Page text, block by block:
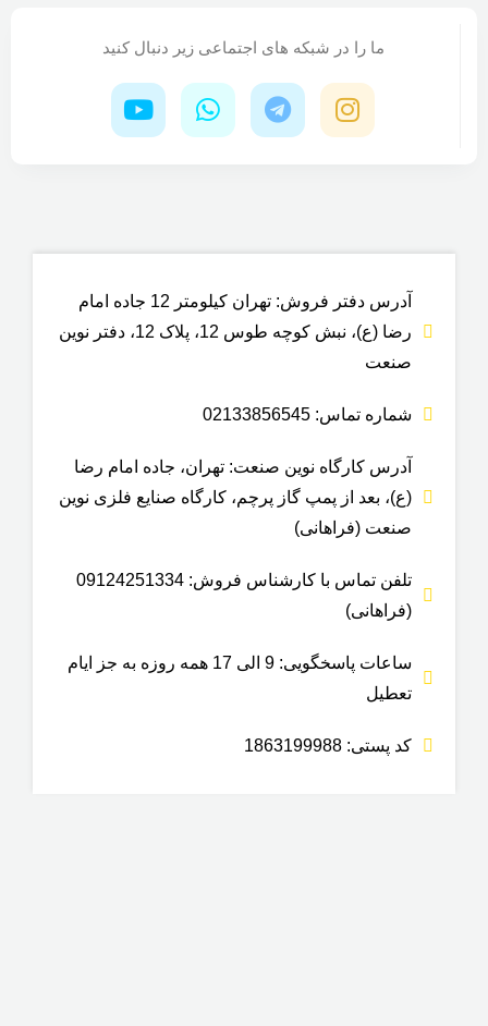
ما را در شبکه های اجتماعی زیر دنبال کنید
آدرس دفتر فروش: تهران کیلومتر 12 جاده امام
رضا (ع)، نبش کوچه طوس 12، پلاک 12، دفتر نوین
صنعت
شماره تماس: 02133856545
آدرس کارگاه نوین صنعت: تهران، جاده امام رضا
(ع)، بعد از پمپ گاز پرچم، کارگاه صنایع فلزی نوین
صنعت (فراهانی)
تلفن تماس با کارشناس فروش: 09124251334
(فراهانی)
ساعات پاسخگویی: 9 الی 17 همه روزه به جز ایام
تعطیل
کد پستی: 1863199988